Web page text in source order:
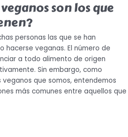
son los que
personas las que se han
hacerse veganas. El número de
a todo alimento de origen
Sin embargo, como
que somos, entendemos
más comunes entre aquellos que